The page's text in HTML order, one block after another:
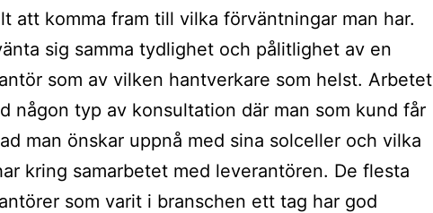
att komma fram till vilka förväntningar man har.
sig samma tydlighet och pålitlighet av en
som av vilken hantverkare som helst. Arbetet
någon typ av konsultation där man som kund får
man önskar uppnå med sina solceller och vilka
kring samarbetet med leverantören. De flesta
som varit i branschen ett tag har god